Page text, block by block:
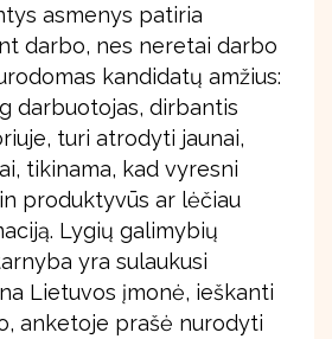
asmenys patiria
darbo, nes neretai darbo
kandidatų amžius:
darbuotojas, dirbantis
turi atrodyti jaunai,
tikinama, kad vyresni
produktyvūs ar lėčiau
Lygių galimybių
yra sulaukusi
Lietuvos įmonė, ieškanti
anketoje prašė nurodyti